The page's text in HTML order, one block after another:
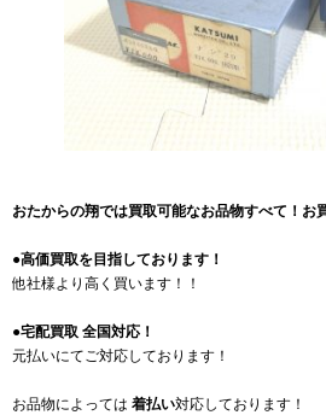
おたからの翔では買取可能なお品物すべて！お
●高価買取を目指しております！
他社様より高く買います！！
●宅配買取 全国対応！
元払いにてご対応しております！
お品物によっては 着払い対応しております！